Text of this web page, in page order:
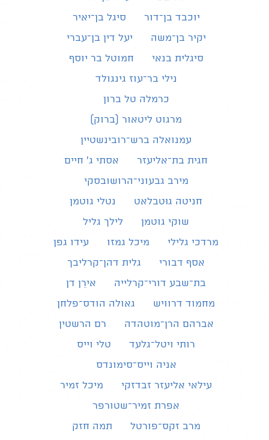
יוכבד בן־דור
סיגל בן־יאיר
יקיר בן־משה
יעל דין בן־עברי
סיגלית בנאי
חמוטל בר יוסף
נילי בר־עוז גינגולד
כרמלה טל ברון
מרגוט ליטאור (ברוק)
עמנואלה ברש־רובינשטיין
חגית בת־אליעזר
אסתי ג׳ חיים
מירב גבעוני־הרושובסקי
חניטה גוּטבלאט
נטלי גוטמן
שוקי גוטמן
לילך גליל
מרדכי גלילי
מיכל גמזו
עידו גפן
אסף דבורי
גלית דהן־קרליבך
בת־שבע דורי־קרלייה
אירֵן דן
מחמוד דרוויש
גאולה הודס־פלחן
אברהם הרן־מוטהדה
רם הרשטין
רותי ויטל־גלעד
טלי וייס
אניה וייס־סימונדס
עילאי אליעזר זבדזקי
מיכל זמיר
אפרת זמיר־שטורפר
מרב זקס־פורטל
תמה חזק